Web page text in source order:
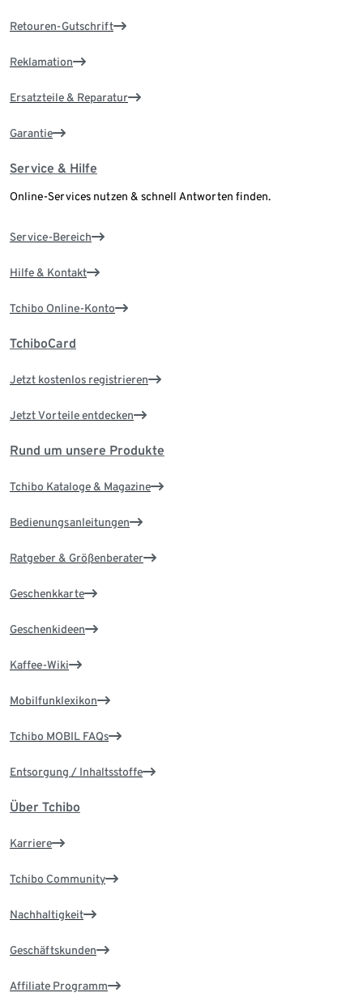
Retouren-Gutschrift
Reklamation
Ersatzteile & Reparatur
Garantie
Service & Hilfe
Online-Services nutzen & schnell Antworten finden.
Service-Bereich
Hilfe & Kontakt
Tchibo Online-Konto
TchiboCard
Jetzt kostenlos registrieren
Jetzt Vorteile entdecken
Rund um unsere Produkte
Tchibo Kataloge & Magazine
Bedienungsanleitungen
Ratgeber & Größenberater
Geschenkkarte
Geschenkideen
Kaffee-Wiki
Mobilfunklexikon
Tchibo MOBIL FAQs
Entsorgung / Inhaltsstoffe
Über Tchibo
Karriere
Tchibo Community
Nachhaltigkeit
Geschäftskunden
Affiliate Programm